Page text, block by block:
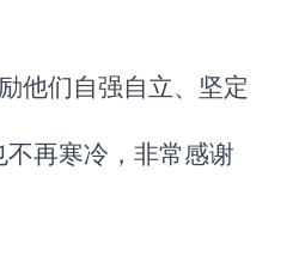
他们自强自立、坚定
再寒冷，非常感谢